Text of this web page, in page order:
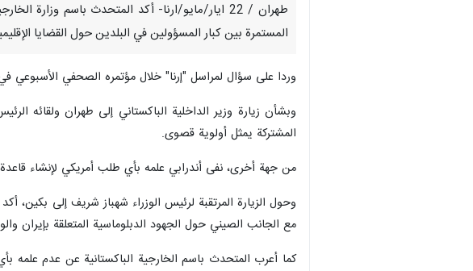
طهران / 22 ايار/مايو/ارنا- أكد المتحدث باسم
المستمرة بين كبار المسؤولين في البلدين حول القضايا
وردا على سؤال لمراسل "إرنا" خلال مؤتمره الصحفي الأسبوعي
وبشأن زيارة وزير الداخلية الباكستاني إلى طهران ولقائه
المشتركة يمثل أولوية قصوى.
من جهة أخرى، نفى أندرابي علمه بأي طلب أمريكي لإنشاء
وحول الزيارة المرتقبة لرئيس الوزراء شهباز شريف إلى
مع الجانب الصيني حول الجهود الدبلوماسية المتعلقة بإيران
كما أعرب المتحدث باسم الخارجية الباكستانية عن عدم علمه